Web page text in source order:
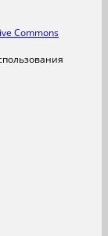
Commons